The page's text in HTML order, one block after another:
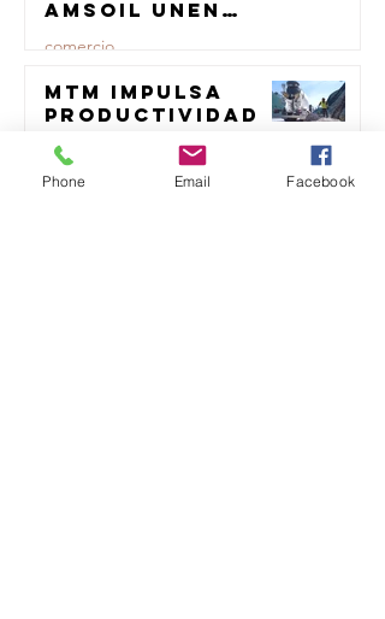
AMSOIL unen
lubricación
comercio
23 jul
MTM impulsa
productividad
concreto con
manufactura
transporte
Phone Email Facebook